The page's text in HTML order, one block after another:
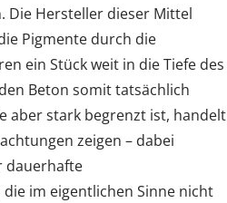
Die Hersteller dieser Mittel
Pigmente durch die
ein Stück weit in die Tiefe des
Beton somit tatsächlich
aber stark begrenzt ist, handelt
zeigen – dabei
dauerhafte
im eigentlichen Sinne nicht